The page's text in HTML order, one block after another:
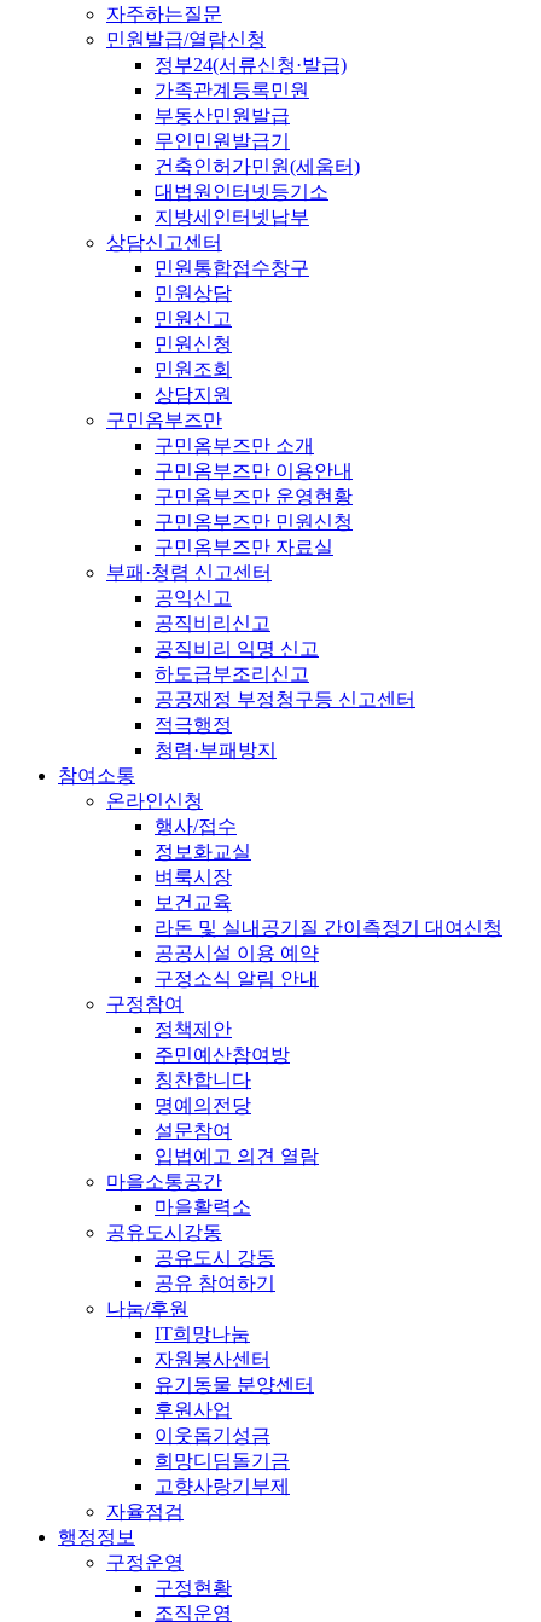
자주하는질문
민원발급/열람신청
정부24(서류신청·발급)
가족관계등록민원
부동산민원발급
무인민원발급기
건축인허가민원(세움터)
대법원인터넷등기소
지방세인터넷납부
상담신고센터
민원통합접수창구
민원상담
민원신고
민원신청
민원조회
상담지원
구민옴부즈만
구민옴부즈만 소개
구민옴부즈만 이용안내
구민옴부즈만 운영현황
구민옴부즈만 민원신청
구민옴부즈만 자료실
부패·청렴 신고센터
공익신고
공직비리신고
공직비리 익명 신고
하도급부조리신고
공공재정 부정청구등 신고센터
적극행정
청렴·부패방지
참여소통
온라인신청
행사/접수
정보화교실
벼룩시장
보건교육
라돈 및 실내공기질 간이측정기 대여신청
공공시설 이용 예약
구정소식 알림 안내
구정참여
정책제안
주민예산참여방
칭찬합니다
명예의전당
설문참여
입법예고 의견 열람
마을소통공간
마을활력소
공유도시강동
공유도시 강동
공유 참여하기
나눔/후원
IT희망나눔
자원봉사센터
유기동물 분양센터
후원사업
이웃돕기성금
희망디딤돌기금
고향사랑기부제
자율점검
행정정보
구정운영
구정현황
조직운영